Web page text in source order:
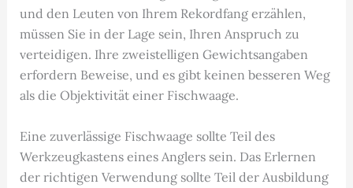
und den Leuten von Ihrem Rekordfang erzählen,
müssen Sie in der Lage sein, Ihren Anspruch zu
verteidigen. Ihre zweistelligen Gewichtsangaben
erfordern Beweise, und es gibt keinen besseren Weg
als die Objektivität einer Fischwaage.
Eine zuverlässige Fischwaage sollte Teil des
Werkzeugkastens eines Anglers sein. Das Erlernen
der richtigen Verwendung sollte Teil der Ausbildung